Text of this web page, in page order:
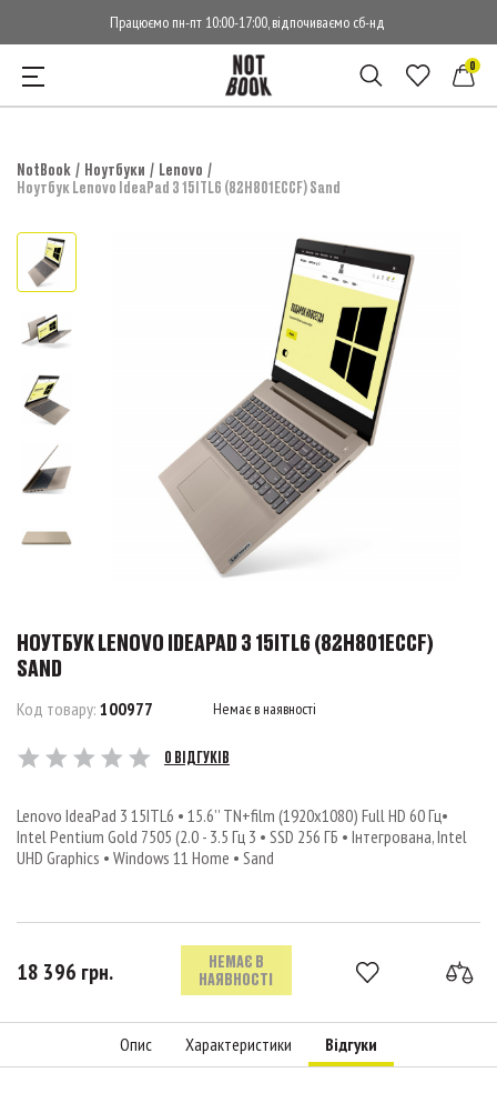
Працюємо пн-пт 10:00-17:00, відпочиваємо сб-нд
0
NotBook Ноутбуки
Lenovo
Ноутбук Lenovo IdeaPad 3 15ITL6 (82H801ECCF) Sand
НОУТБУК LENOVO IDEAPAD 3 15ITL6 (82H801ECCF)
SAND
Код товару: 100977 Немає в наявності
0 ВІДГУКІВ
Lenovo IdeaPad 3 15ITL6 • 15.6’’ TN+film (1920x1080) Full HD 60 Гц•
Intel Pentium Gold 7505 (2.0 - 3.5 Гц 3 • SSD 256 ГБ • Інтегрована, Intel
UHD Graphics • Windows 11 Home • Sand
18 396 грн.
НЕМАЄ В
НАЯВНОСТІ
Опис Характеристики Відгуки